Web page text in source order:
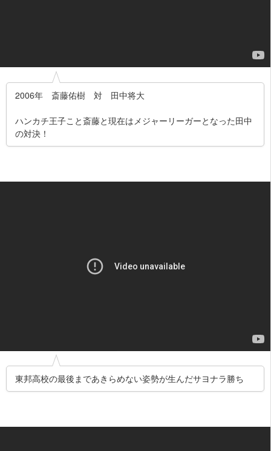
2006年 斎藤佑樹 対 田中将大
ハンカチ王子こと斎藤と現在はメジャーリーガーとなった田中
の対決！
東邦高校の最後まであきらめない姿勢が生んだサヨナラ勝ち